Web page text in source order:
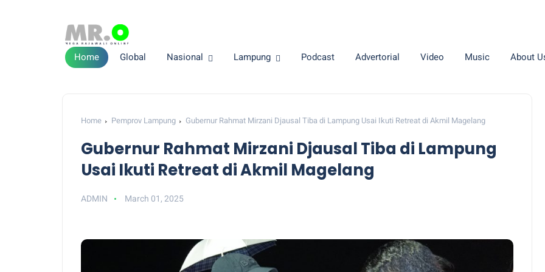
Home Global Nasional Lampung Podcast Advertorial Video Music About
Home Pemprov Lampung Gubernur Rahmat Mirzani Djausal Tiba di Lampung Usai Ikuti Retreat di Akmil Magelang
Gubernur Rahmat Mirzani Djausal Tiba di Lampung
Usai Ikuti Retreat di Akmil Magelang
ADMIN March 01, 2025